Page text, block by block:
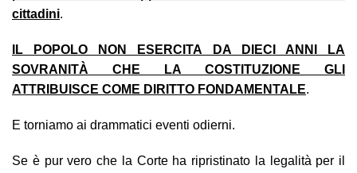
cittadini.
IL POPOLO NON ESERCITA DA DIECI ANNI LA
SOVRANITÀ CHE LA COSTITUZIONE GLI
ATTRIBUISCE COME DIRITTO FONDAMENTALE.
E torniamo ai drammatici eventi odierni.
Se è pur vero che la Corte ha ripristinato la legalità per il